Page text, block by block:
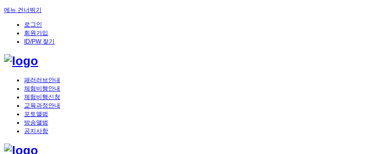
메뉴 건너뛰기
로그인
회원가입
ID/PW 찾기
패러러브안내
체험비행안내
체험비행신청
교육과정안내
포토앨범
방송앨범
공지사항